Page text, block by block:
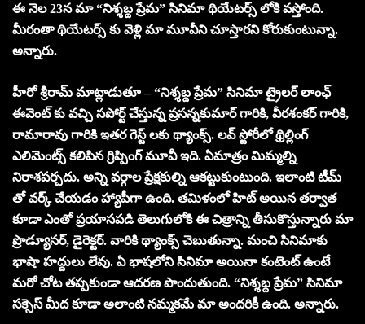
ఈ నెల 23న మా “నిశ్శబ్ద ప్రేమ” సినిమా థియేటర్స్ లోకి వస్తోంది.
మీరంతా థియేటర్స్ కు వెళ్లి మా మూవీని చూస్తారని కోరుకుంటున్నా.
అన్నారు.
హీరో శ్రీరామ్ మాట్లాడుతూ – “నిశ్శబ్ద ప్రేమ” సినిమా ట్రైలర్ లాంఛ్
ఈవెంట్ కు వచ్చి సపోర్ట్ చేస్తున్న ప్రసన్నకుమార్ గారికి, వీరశంకర్ గారికి,
రామారావు గారికి ఇతర గెస్ట్ లకు థ్యాంక్స్. లవ్ స్టోరీలో థ్రిల్లింగ్
ఎలిమెంట్స్ కలిపిన గ్రిప్పింగ్ మూవీ ఇది. ఏమాత్రం మిమ్మల్ని
నిరాశపర్చదు. అన్ని వర్గాల ప్రేక్షకుల్ని ఆకట్టుకుంటుంది. ఇలాంటి టీమ్
తో వర్క్ చేయడం హ్యాపీగా ఉంది. తమిళంలో హిట్ అయిన తర్వాత
కూడా ఎంతో ప్రయాసపడి తెలుగులోకి ఈ చిత్రాన్ని తీసుకొస్తున్నారు మా
ప్రొడ్యూసర్, డైరెక్టర్. వారికి థ్యాంక్స్ చెబుతున్నా. మంచి సినిమాకు
భాషా హద్దులు లేవు. ఏ భాషలోని సినిమా అయినా కంటెంట్ ఉంటే
మరో చోట తప్పకుండా ఆదరణ పొందుతుంది. “నిశ్శబ్ద ప్రేమ” సినిమా
సక్సెస్ మీద కూడా అలాంటి నమ్మకమే మా అందరికీ ఉంది. అన్నారు.